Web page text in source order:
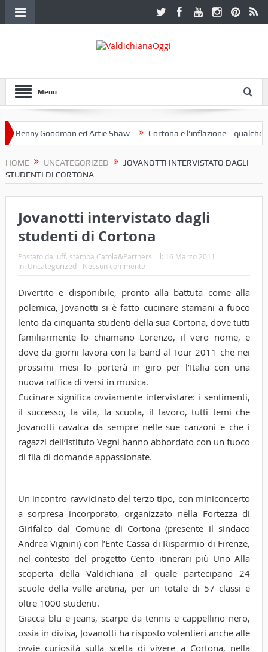
Menu
Goodman ed Artie Shaw Cortona e l’inflazione… qualche
HOME UNCATEGORIZED
JOVANOTTI INTERVISTATO DAGLI
STUDENTI DI CORTONA
Jovanotti intervistato dagli
studenti di Cortona
Postato da: uff. stampa Catola&Partners il: 16 Marzo 2011
In: Uncategorized Nessun commento
Divertito e disponibile, pronto alla battuta come alla
polemica, Jovanotti si è fatto cucinare stamani a fuoco
lento da cinquanta studenti della sua Cortona, dove tutti
familiarmente lo chiamano Lorenzo, il vero nome, e
dove da giorni lavora con la band al Tour 2011 che nei
prossimi mesi lo porterà in giro per l’Italia con una
nuova raffica di versi in musica.
Cucinare significa ovviamente intervistare: i sentimenti,
il successo, la vita, la scuola, il lavoro, tutti temi che
Jovanotti cavalca da sempre nelle sue canzoni e che i
ragazzi dell’Istituto Vegni hanno abbordato con un fuoco
di fila di domande appassionate.
Un incontro ravvicinato del terzo tipo, con miniconcerto
a sorpresa incorporato, organizzato nella Fortezza di
Girifalco dal Comune di Cortona (presente il sindaco
Andrea Vignini) con l’Ente Cassa di Risparmio di Firenze,
nel contesto del progetto Cento itinerari più Uno Alla
scoperta della Valdichiana al quale partecipano 24
scuole della valle aretina, per un totale di 57 classi e
oltre 1000 studenti.
Giacca blu e jeans, scarpe da tennis e cappellino nero,
ossia in divisa, Jovanotti ha risposto volentieri anche alle
ovvie curiosità sulla scelta di vivere a Cortona, nella